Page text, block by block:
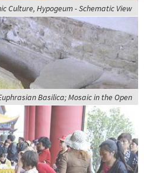
Culture, Hypogeum - Schematic View
Basilica; Mosaic in the Open